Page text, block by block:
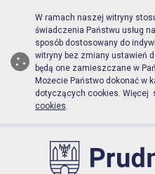
Biuletyn
Przejdź do menu głównego
Przejdź do głównej
W ramach naszej witryny
świadczenia Państwu usług
sposób dostosowany do
witryny bez zmiany ustawień
będą one zamieszczane w
Możecie Państwo dokonać w
dotyczących cookies. Więcej
cookies.